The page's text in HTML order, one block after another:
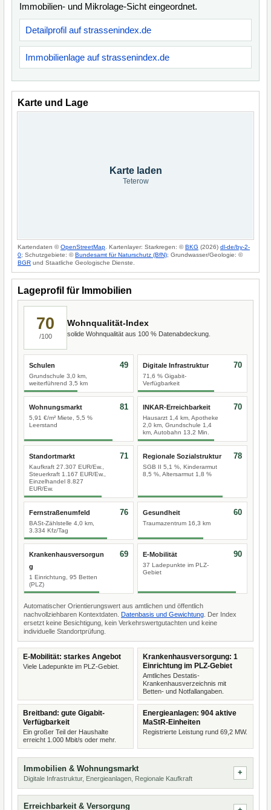
Immobilien- und Mikrolage-Sicht eingeordnet.
Detailprofil auf strassenindex.de
Immobilienlage auf strassenindex.de
Karte und Lage
Karte laden
Teterow
Kartendaten ©OpenStreetMap . Kartenlayer: Starkregen: ©BKG (2026) dl-de/by-2-
0; Schutzgebiete: ©Bundesamt für Naturschutz (BfN); Grundwasser/Geologie: ©
BGR und Staatliche Geologische Dienste.
Lageprofil für Immobilien
70
/100
Wohnqualität-Index
solide Wohnqualität aus 100 % Datenabdeckung.
Schulen
Grundschule 3,0 km,
weiterführend 3,5 km
49 Digitale Infrastruktur
71,6 % Gigabit-
Verfügbarkeit
70
Wohnungsmarkt
5,91 €/m² Miete, 5,5 %
Leerstand
81 INKAR-Erreichbarkeit
Hausarzt 1,4 km, Apotheke
2,0 km, Grundschule 1,4
km, Autobahn 13,2 Min.
70
Standortmarkt
Kaufkraft 27.307 EUR/Ew.,
Steuerkraft 1.167 EUR/Ew.,
Einzelhandel 8.827
EUR/Ew.
71 Regionale Sozialstruktur
SGB II 5,1 %, Kinderarmut
8,5 %, Altersarmut 1,8 %
78
Fernstraßenumfeld
BASt-Zählstelle 4,0 km,
3.334 Kfz/Tag
76 Gesundheit
Traumazentrum 16,3 km
60
Krankenhausversorgun
g
1 Einrichtung, 95 Betten
(PLZ)
69 E-Mobilität
37 Ladepunkte im PLZ-
Gebiet
90
Automatischer Orientierungswert aus amtlichen und öffentlich
nachvollziehbaren Kontextdaten. Datenbasis und Gewichtung . Der Index
ersetzt keine Besichtigung, kein Verkehrswertgutachten und keine
individuelle Standortprüfung.
E-Mobilität: starkes Angebot
Viele Ladepunkte im PLZ-Gebiet.
Krankenhausversorgung: 1
Einrichtung im PLZ-Gebiet
Amtliches Destatis-
Krankenhausverzeichnis mit
Betten- und Notfallangaben.
Breitband: gute Gigabit-
Verfügbarkeit
Ein großer Teil der Haushalte
erreicht 1.000 Mbit/s oder mehr.
Energieanlagen: 904 aktive
MaStR-Einheiten
Registrierte Leistung rund 69,2 MW.
Immobilien & Wohnungsmarkt
Digitale Infrastruktur, Energieanlagen, Regionale Kaufkraft
Erreichbarkeit & Versorgung